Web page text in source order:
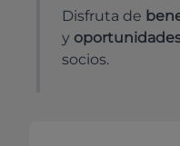
Disfruta de
y
socios.